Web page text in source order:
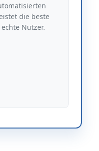
die beste
Nutzer.